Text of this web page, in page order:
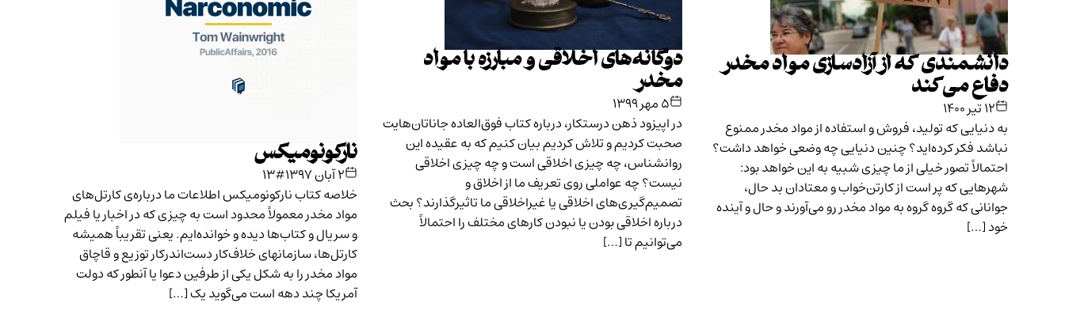
دانشمندی که از آزادسازی مواد مخدر
دفاع می‌کند
۱۲ تیر ۱۴۰۰
به دنیایی که تولید، فروش و استفاده از مواد مخدر ممنوع
نباشد فکر کرده‌اید؟ چنین دنیایی چه وضعی خواهد داشت؟
احتمالاً تصور خیلی از ما چیزی شبیه به این خواهد بود:
شهرهایی که پر است از کارتن‌خواب و معتادان بد حال،
جوانانی که گروه گروه به مواد مخدر رو می‌آورند و حال و آینده
خود […]
دوگانه‌های اخلاقی و مبارزه با مواد
مخدر
۵ مهر ۱۳۹۹
در اپیزود ذهن درستکار، درباره کتاب فوق‌العاده جاناتان‌هایت
صحبت کردیم و تلاش کردیم بیان کنیم که به عقیده این
روانشناس، چه چیزی اخلاقی است و چه چیزی اخلاقی
نیست؟ چه عواملی روی تعریف ما از اخلاق و
تصمیم‌گیری‌های اخلاقی یا غیراخلاقی ما تاثیرگذارند؟ بحث
درباره اخلاقی بودن یا نبودن کارهای مختلف را احتمالاً
می‌توانیم تا […]
نارکونومیکس
۲ آبان ۱۳۹۷
#۱۳
خلاصه کتاب نارکونومیکس اطلاعات ما درباره‌ی کارتل‌های
مواد مخدر معمولاً محدود است به چیزی که در اخبار یا فیلم
و سریال و کتاب‌ها دیده‌ و خوانده‌ایم. یعنی تقریباً همیشه
کارتل‌ها، سازمانهای خلاف‌کار دست‌اندرکار توزیع و قاچاق
مواد مخدر را به شکل یکی از طرفین دعوا یا آنطور که دولت
آمریکا چند دهه است می‌گوید یک […]